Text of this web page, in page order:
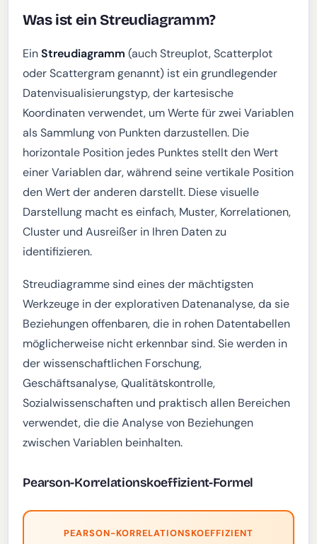
Was ist ein Streudiagramm?
EinStreudiagramm (auch Streuplot, Scatterplot
oder Scattergram genannt) ist ein grundlegender
Datenvisualisierungstyp, der kartesische
Koordinaten verwendet, um Werte für zwei Variablen
als Sammlung von Punkten darzustellen. Die
horizontale Position jedes Punktes stellt den Wert
einer Variablen dar, während seine vertikale Position
den Wert der anderen darstellt. Diese visuelle
Darstellung macht es einfach, Muster, Korrelationen,
Cluster und Ausreißer in Ihren Daten zu
identifizieren.
Streudiagramme sind eines der mächtigsten
Werkzeuge in der explorativen Datenanalyse, da sie
Beziehungen offenbaren, die in rohen Datentabellen
möglicherweise nicht erkennbar sind. Sie werden in
der wissenschaftlichen Forschung,
Geschäftsanalyse, Qualitätskontrolle,
Sozialwissenschaften und praktisch allen Bereichen
verwendet, die die Analyse von Beziehungen
zwischen Variablen beinhalten.
Pearson-Korrelationskoeffizient-Formel
PEARSON-KORRELATIONSKOEFFIZIENT